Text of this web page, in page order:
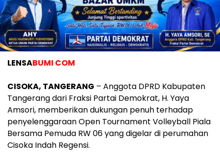
LENSABUMI COM
‎CISOKA, TANGERANG – Anggota DPRD Kabupaten
Tangerang dari Fraksi Partai Demokrat, H. Yaya
Amsori, memberikan dukungan penuh terhadap
penyelenggaraan Open Tournament Volleyball Piala
Bersama Pemuda RW 06 yang digelar di perumahan
Cisoka Indah Regensi.